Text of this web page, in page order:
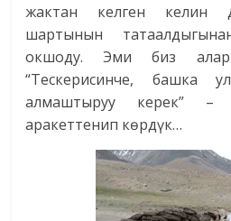
жактан келген келин
шартынын
окшоду. Эми биз
“Тескерисинче, башка
алмаштыруу керек” –
аракеттенип көрдүк…